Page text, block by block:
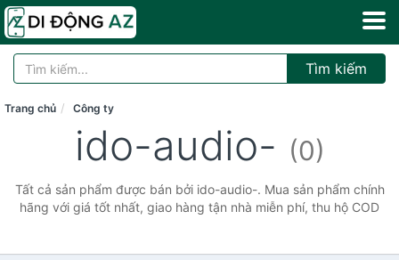
Tìm kiếm
Trang chủ Công ty
ido-audio- (0)
Tất cả sản phẩm được bán bởi ido-audio-. Mua sản phẩm chính
hãng với giá tốt nhất, giao hàng tận nhà miễn phí, thu hộ COD